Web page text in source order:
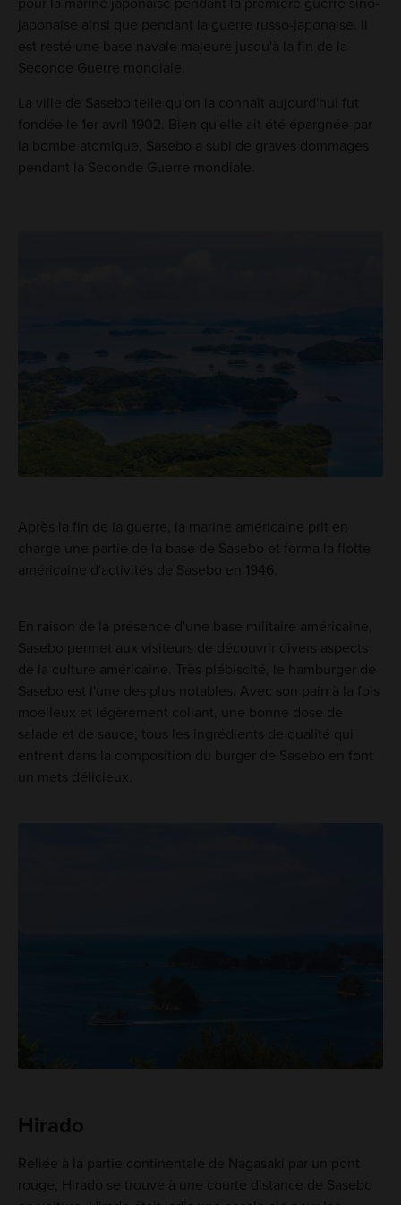
pour la marine japonaise pendant la première guerre sino-
japonaise ainsi que pendant la guerre russo-japonaise. Il
est resté une base navale majeure jusqu'à la fin de la
Seconde Guerre mondiale.
La ville de Sasebo telle qu'on la connaît aujourd'hui fut
fondée le 1er avril 1902. Bien qu'elle ait été épargnée par
la bombe atomique, Sasebo a subi de graves dommages
pendant la Seconde Guerre mondiale.
Après la fin de la guerre, la marine américaine prit en
charge une partie de la base de Sasebo et forma la flotte
américaine d'activités de Sasebo en 1946.
En raison de la présence d'une base militaire américaine,
Sasebo permet aux visiteurs de découvrir divers aspects
de la culture américaine. Très plébiscité, le hamburger de
Sasebo est l'une des plus notables. Avec son pain à la fois
moelleux et légèrement collant, une bonne dose de
salade et de sauce, tous les ingrédients de qualité qui
entrent dans la composition du burger de Sasebo en font
un mets délicieux.
Hirado
Reliée à la partie continentale de Nagasaki par un pont
rouge, Hirado se trouve à une courte distance de Sasebo